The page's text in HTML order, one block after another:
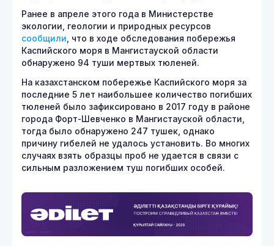
Ранее в апреле этого года в Министерстве
экологии, геологии и природных ресурсов
сообщили , что в ходе обследования побережья
Каспийского моря в Мангистауской области
обнаружено 94 туши мертвых тюленей.
На казахстанском побережье Каспийского моря за
последние 5 лет наибольшее количество погибших
тюленей было зафиксировано в 2017 году в районе
города Форт-Шевченко в Мангистауской области,
тогда было обнаружено 247 тушек, однако
причину гибелей не удалось установить. Во многих
случаях взять образцы проб не удается в связи с
сильным разложением туш погибших особей.